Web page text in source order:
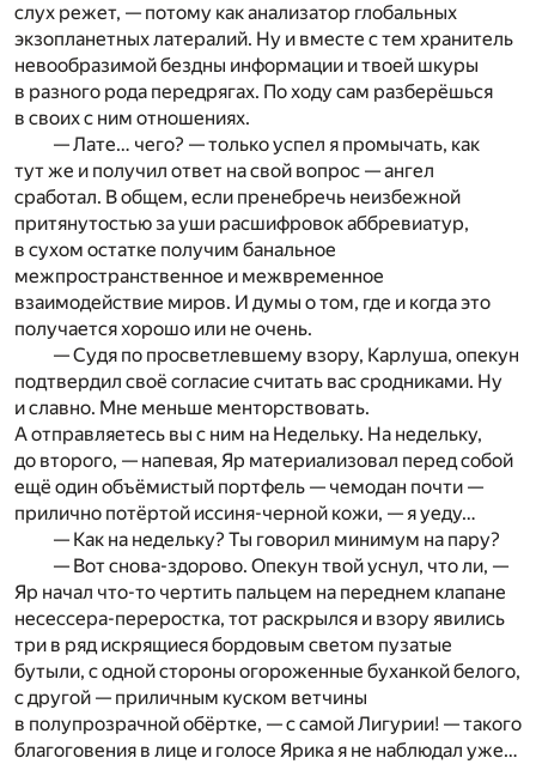
слух режет, — потому как анализатор глобальных
экзопланетных латералий. Ну и вместе с тем хранитель
невообразимой бездны информации и твоей шкуры
в разного рода передрягах. По ходу сам разберёшься
в своих с ним отношениях.
— Лате… чего? — только успел я промычать, как
тут же и получил ответ на свой вопрос — ангел
сработал. В общем, если пренебречь неизбежной
притянутостью за уши расшифровок аббревиатур,
в сухом остатке получим банальное
межпространственное и межвременное
взаимодействие миров. И думы о том, где и когда это
получается хорошо или не очень.
— Судя по просветлевшему взору, Карлуша, опекун
подтвердил своё согласие считать вас сродниками. Ну
и славно. Мне меньше менторствовать.
А отправляетесь вы с ним на Недельку. На недельку,
до второго, — напевая, Яр материализовал перед собой
ещё один объёмистый портфель — чемодан почти —
прилично потёртой иссиня-черной кожи, — я уеду…
— Как на недельку? Ты говорил минимум на пару?
— Вот снова-здорово. Опекун твой уснул, что ли, —
Яр начал что-то чертить пальцем на переднем клапане
несессера-переростка, тот раскрылся и взору явились
три в ряд искрящиеся бордовым светом пузатые
бутыли, с одной стороны огороженные буханкой белого,
с другой — приличным куском ветчины
в полупрозрачной обёртке, — с самой Лигурии! — такого
благоговения в лице и голосе Ярика я не наблюдал уже…